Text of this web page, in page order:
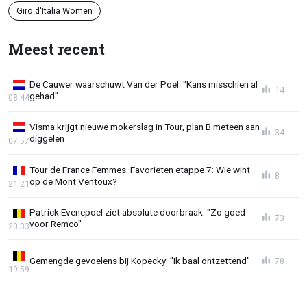
Giro d'Italia Women
Meest recent
De Cauwer waarschuwt Van der Poel: "Kans misschien al
gehad"
08:44
14
Visma krijgt nieuwe mokerslag in Tour, plan B meteen aan
diggelen
07:57
34
Tour de France Femmes: Favorieten etappe 7: Wie wint
op de Mont Ventoux?
21:21
8
Patrick Evenepoel ziet absolute doorbraak: "Zo goed
voor Remco"
20:33
73
Gemengde gevoelens bij Kopecky: "Ik baal ontzettend"
19:59
78